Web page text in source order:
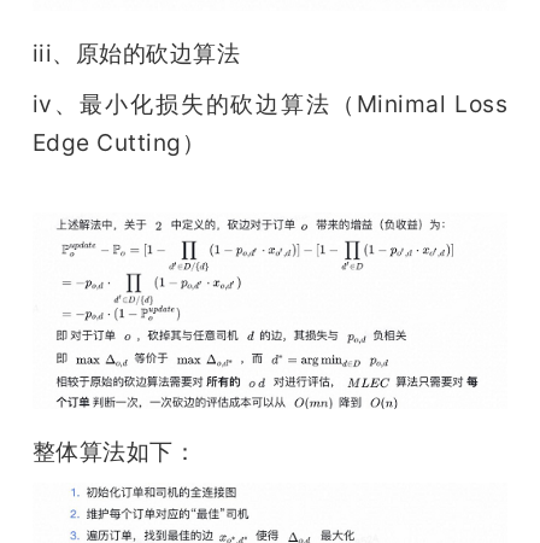
iii、原始的砍边算法
iv、最小化损失的砍边算法（Minimal Loss
Edge Cutting）
整体算法如下：